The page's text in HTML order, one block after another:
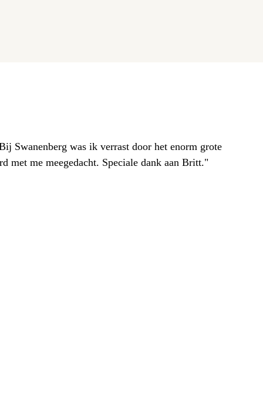
Swanenberg was ik verrast door het enorm grote
met me meegedacht. Speciale dank aan Britt."